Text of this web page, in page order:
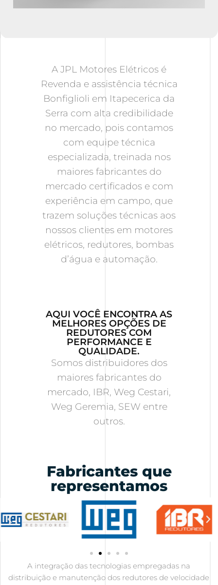
A JPL Motores Elétricos é
Revenda e assistência técnica
Bonfiglioli em Itapecerica da
Serra com alta credibilidade
no mercado, pois contamos
com equipe técnica
especializada, treinada nos
maiores fabricantes do
mercado certificados e com
experiência em campo, que
trazem soluções técnicas aos
nossos clientes em motores
elétricos, redutores, bombas
d’água e automação.
AQUI VOCÊ ENCONTRA AS
MELHORES OPÇÕES DE
REDUTORES COM
PERFORMANCE E
QUALIDADE.
Somos distribuidores dos
maiores fabricantes do
mercado, IBR, Weg Cestari,
Weg Geremia, SEW entre
outros.
Fabricantes que
representamos
A integração das tecnologias empregadas na
distribuição e manutenção dos redutores de velocidade